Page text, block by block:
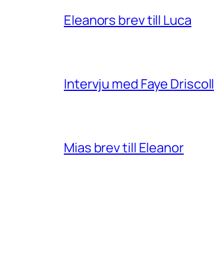
Eleanors brev till Luca
Intervju med Faye Driscoll
Mias brev till Eleanor